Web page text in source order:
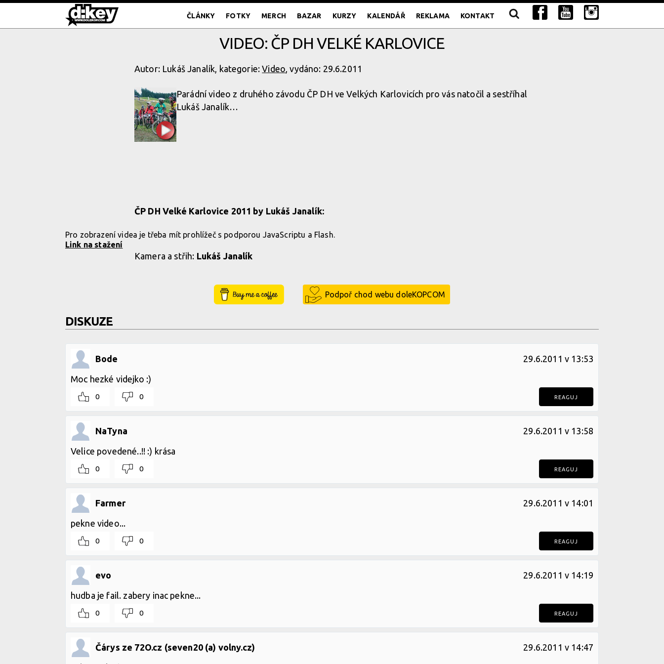
ČLÁNKY FOTKY MERCH BAZAR KURZY KALENDÁŘ REKLAMA KONTAKT
VIDEO: ČP DH VELKÉ KARLOVICE
Autor: Lukáš Janalík, kategorie:Video, vydáno: 29.6.2011
Parádní video z druhého závodu ČP DH ve Velkých Karlovicích pro vás natočil a sestříhal
Lukáš Janalík…
ČP DH Velké Karlovice 2011 by Lukáš Janalík:
Pro zobrazení videa je třeba mít prohlížeč s podporou JavaScriptu a Flash.
Link na stažení
Kamera a střih: Lukáš Janalík
Buy Me a Coffee Podpoř chod webu doleKOPCOM
DISKUZE
Bode 29.6.2011 v 13:53
Moc hezké videjko :)
0 0 REAGUJ
NaTyna 29.6.2011 v 13:58
Velice povedené..!! :) krása
0 0 REAGUJ
Farmer 29.6.2011 v 14:01
pekne video...
0 0 REAGUJ
evo 29.6.2011 v 14:19
hudba je fail. zabery inac pekne...
0 0 REAGUJ
Čárys ze 72O.cz (seven20 (a) volny.cz) 29.6.2011 v 14:47